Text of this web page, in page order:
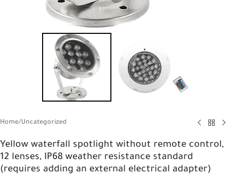
Home/Uncategorized
Yellow waterfall spotlight without remote control,
12 lenses, IP68 weather resistance standard
(requires adding an external electrical adapter)